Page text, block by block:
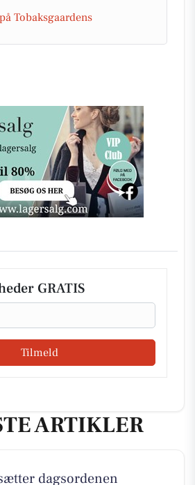
Tobaksgaardens
GRATIS
Tilmeld
ARTIKLER
dagsordenen